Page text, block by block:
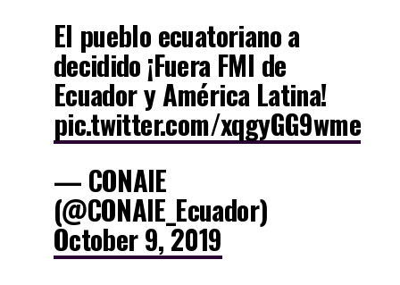
El pueblo ecuatoriano a
decidido ¡Fuera FMI de
Ecuador y América Latina!
pic.twitter.com/xqgyGG9wme
— CONAIE
(@CONAIE_Ecuador)
October 9, 2019